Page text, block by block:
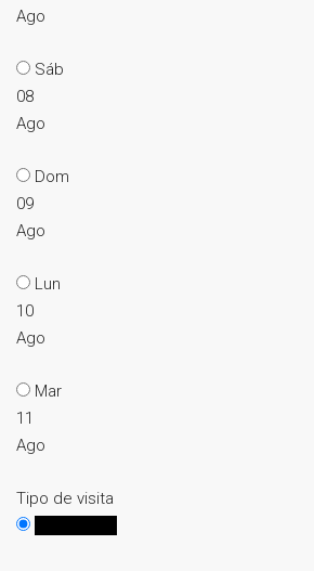
Ago
Sáb
08
Ago
Dom
09
Ago
Lun
10
Ago
Mar
11
Ago
Tipo de visita